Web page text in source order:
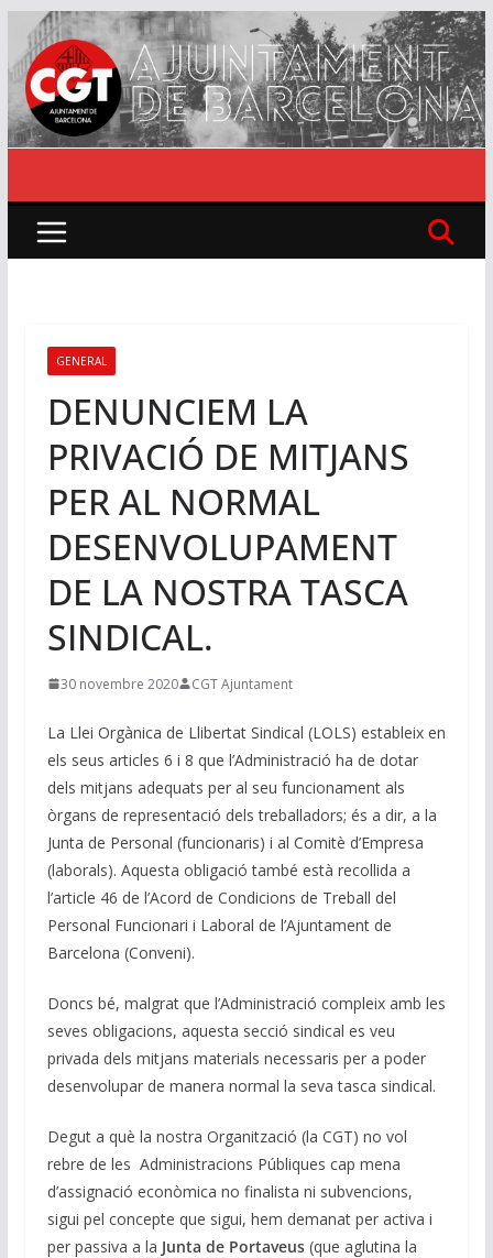
Skip
to
content
GENERAL
DENUNCIEM LA
PRIVACIÓ DE MITJANS
PER AL NORMAL
DESENVOLUPAMENT
DE LA NOSTRA TASCA
SINDICAL.
30 novembre 2020 CGT Ajuntament
La Llei Orgànica de Llibertat Sindical (LOLS) estableix en
els seus articles 6 i 8 que l’Administració ha de dotar
dels mitjans adequats per al seu funcionament als
òrgans de representació dels treballadors; és a dir, a la
Junta de Personal (funcionaris) i al Comitè d’Empresa
(laborals). Aquesta obligació també està recollida a
l’article 46 de l’Acord de Condicions de Treball del
Personal Funcionari i Laboral de l’Ajuntament de
Barcelona (Conveni).
Doncs bé, malgrat que l’Administració compleix amb les
seves obligacions, aquesta secció sindical es veu
privada dels mitjans materials necessaris per a poder
desenvolupar de manera normal la seva tasca sindical.
Degut a què la nostra Organització (la CGT) no vol
rebre de les Administracions Públiques cap mena
d’assignació econòmica no finalista ni subvencions,
sigui pel concepte que sigui, hem demanat per activa i
per passiva a la Junta de Portaveus(que aglutina la